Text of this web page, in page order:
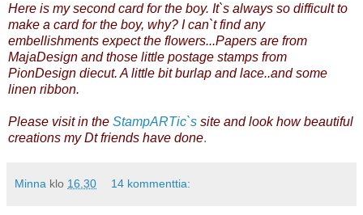
Here is my second card for the boy. It`s always so difficult to
make a card for the boy, why? I can`t find any
embellishments expect the flowers...Papers are from
MajaDesign and those little postage stamps from
PionDesign diecut. A little bit burlap and lace..and some
linen ribbon.
Please visit in the StampARTic`s site and look how beautiful
creations my Dt friends have done.
Minna klo 16.30 14 kommenttia: